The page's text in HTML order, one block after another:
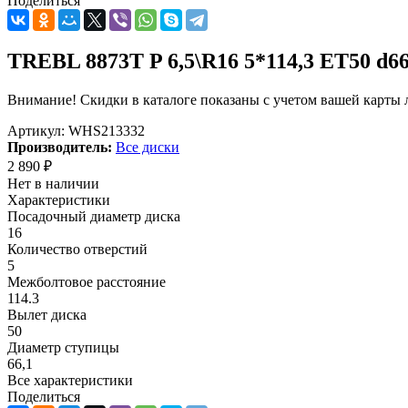
TREBL 8873T P 6,5\R16 5*114,3 ET50
Внимание! Скидки в каталоге показаны с учетом вашей
Артикул: WHS213332
Производитель: Все диски
2 890 ₽
Нет в наличии
Характеристики
Посадочный диаметр диска
16
Количество отверстий
5
Межболтовое расстояние
114.3
Вылет диска
50
Диаметр ступицы
66,1
Все характеристики
Поделиться